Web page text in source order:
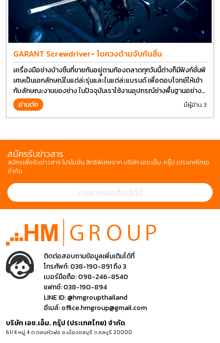
GARANT Screwdriver- ไขควงด้ามจับกันลื่น
เครื่องมือช่างบ้างชิ้นที่ขายกันอยุู่ตามท้องตลาดทุกวันนี้ต่างก็มีฟังก์ชั่นพิ
เศษเป็นเอกลักษณ์ในแต่ล่ะรุ่นและในแต่ล่ะแบรนด์ เพื่อตอบโจทย์ให้เข้า
กับลักษณะงานของช่าง ในปัจจุบันเราใช้งานอุปกรณ์ช่างพื้นฐานอย่าง
ไขควงกันในงานหลายประเภททำให้มีการปรับเปลี่ยนรูปแบบ
อ่านต่อ มีผู้อ่าน 3
สมัครรับข่าวสาร
สมัครเพื่อรับข่าวสาร โปรโมชั่น สิทธิพิเศษจาก บริษัท เอช.เอ็ม. กรุ๊ป (ประเทศไทย)
จำกัด
ติดต่อสอบถามข้อมูลเพิ่มเติมได้ที่
โทรศัพท์:038-190-891 ถึง 3
เบอร์มือถือ:098-246-8540
แฟกซ์:038-190-894
LINE ID:@hmgroupthailand
อีเมล์:office.hmgroup@gmail.com
บริษัท เอช.เอ็ม. กรุ๊ป (ประเทศไทย) จำกัด
61/4 หมู่ 4 ต.ดอนหัวฬ่อ อ.เมืองชลบุรี จ.ชลบุรี 20000